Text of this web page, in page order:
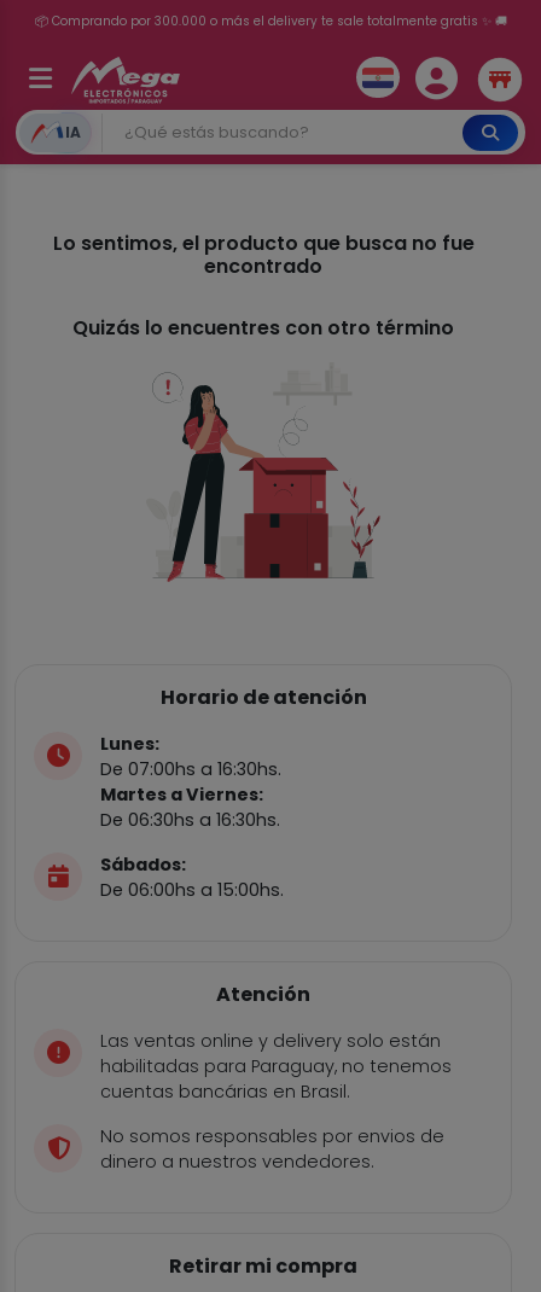
📦 Comprando por 300.000 o más el delivery te sale totalmente gratis ✨ 🚚
💳 ¡HASTA 24 CUOTAS SIN INTERÉS con tarjetas adheridas!
IA
Lo sentimos, el producto que busca no fue
encontrado
Quizás lo encuentres con otro término
Horario de atención
Lunes:
De 07:00hs a 16:30hs.
Martes a Viernes:
De 06:30hs a 16:30hs.
Sábados:
De 06:00hs a 15:00hs.
Atención
Las ventas online y delivery solo están
habilitadas para Paraguay, no tenemos
cuentas bancárias en Brasil.
No somos responsables por envios de
dinero a nuestros vendedores.
Retirar mi compra